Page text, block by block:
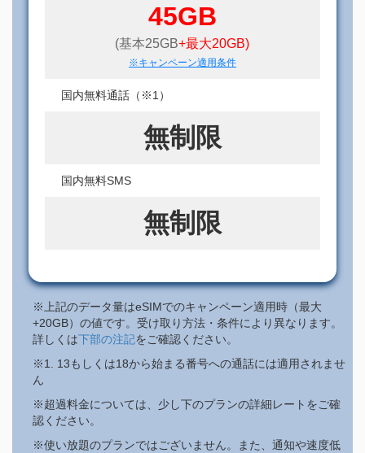
45GB
(基本25GB+最大20GB)
※キャンペーン適用条件
国内無料通話（※1）
無制限
国内無料SMS
無制限
※上記のデータ量はeSIMでのキャンペーン適用時（最大
+20GB）の値です。受け取り方法・条件により異なります。
詳しくは下部の注記をご確認ください。
※1. 13もしくは18から始まる番号への通話には適用されませ
ん
※超過料金については、少し下のプランの詳細レートをご確
認ください。
※使い放題のプランではございません。また、通知や速度低